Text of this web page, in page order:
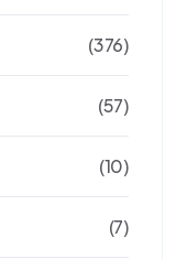
(376)
(57)
(10)
(7)